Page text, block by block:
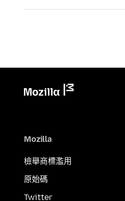
Mozilla
檢舉商標濫用
原始碼
Twitter